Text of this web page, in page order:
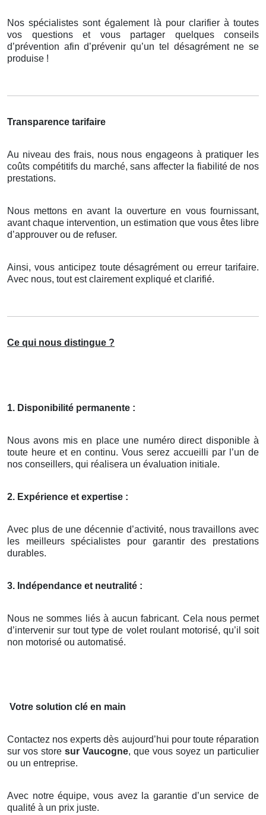
Nos spécialistes sont également là pour clarifier à toutes
vos questions et vous partager quelques conseils
d’prévention afin d’prévenir qu’un tel désagrément ne se
produise !
Transparence tarifaire
Au niveau des frais, nous nous engageons à pratiquer les
coûts compétitifs du marché, sans affecter la fiabilité de nos
prestations.
Nous mettons en avant la ouverture en vous fournissant,
avant chaque intervention, un estimation que vous êtes libre
d’approuver ou de refuser.
Ainsi, vous anticipez toute désagrément ou erreur tarifaire.
Avec nous, tout est clairement expliqué et clarifié.
Ce qui nous distingue ?
1. Disponibilité permanente :
Nous avons mis en place une numéro direct disponible à
toute heure et en continu. Vous serez accueilli par l’un de
nos conseillers, qui réalisera un évaluation initiale.
2. Expérience et expertise :
Avec plus de une décennie d’activité, nous travaillons avec
les meilleurs spécialistes pour garantir des prestations
durables.
3. Indépendance et neutralité :
Nous ne sommes liés à aucun fabricant. Cela nous permet
d’intervenir sur tout type de volet roulant motorisé, qu’il soit
non motorisé ou automatisé.
Votre solution clé en main
Contactez nos experts dès aujourd’hui pour toute réparation
sur vos store sur Vaucogne, que vous soyez un particulier
ou un entreprise.
Avec notre équipe, vous avez la garantie d’un service de
qualité à un prix juste.